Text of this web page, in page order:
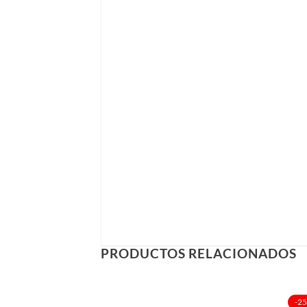
PRODUCTOS RELACIONADOS
-